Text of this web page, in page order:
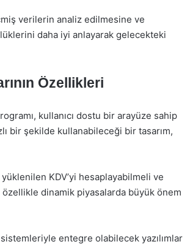
verilerin analiz edilmesine ve
daha iyi anlayarak gelecekteki
Özellikleri
kullanıcı dostu bir arayüze sahip
bir şekilde kullanabileceği bir tasarım,
KDV’yi hesaplayabilmeli ve
dinamik piyasalarda büyük önem
entegre olabilecek yazılımlar